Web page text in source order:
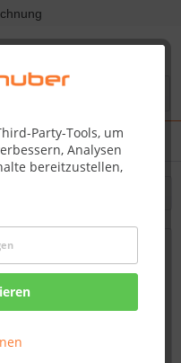
Party-Tools, um
Analysen
bereitzustellen,